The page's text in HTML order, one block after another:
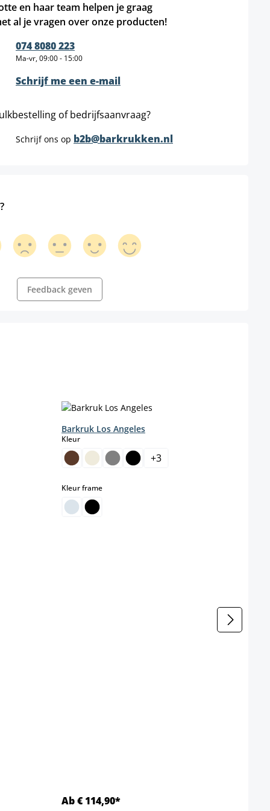
en haar team helpen je graag
al je vragen over onze producten!
074 8080 223
Ma-vr, 09:00 - 15:00
Schrijf me een e-mail
of bedrijfsaanvraag?
Schrijf ons op b2b@barkrukken.nl
Feedback geven
Barkruk Los Angeles
Kleurselect
+3
Kleur frameselect
Ab € 114,90*